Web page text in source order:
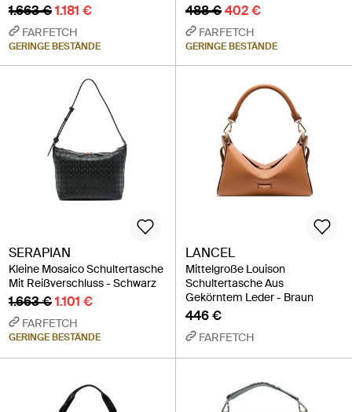
1.663 €1.181 €
FARFETCH
GERINGE BESTÄNDE
488 €402 €
FARFETCH
GERINGE BESTÄNDE
SERAPIAN
Kleine Mosaico Schultertasche
Mit Reißverschluss - Schwarz
1.663 €1.101 €
FARFETCH
GERINGE BESTÄNDE
LANCEL
Mittelgroße Louison
Schultertasche Aus
Gekörntem Leder - Braun
446 €
FARFETCH